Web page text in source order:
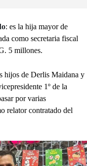
: es la hija mayor de
como secretaria fiscal
5 millones.
hijos de Derlis Maidana y
1º de la
por varias
relator contratado del